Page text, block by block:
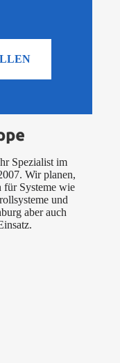
Spezialist im
Wir planen,
für Systeme wie
und
aber auch